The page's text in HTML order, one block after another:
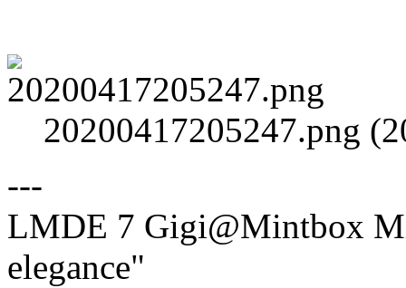
20200417205247.png
---
LMDE 7 Gigi@Mintbox
elegance"